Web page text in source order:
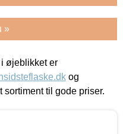
»
øjeblikket er
og
sortiment til gode priser.